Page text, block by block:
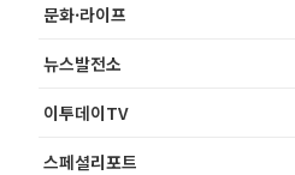
문화·라이프
뉴스발전소
이투데이TV
스페셜리포트